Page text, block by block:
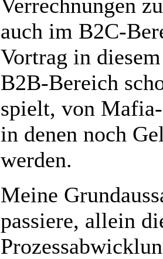
Verrechnungen
auch im B2C-
Vortrag in
B2B-Bereich
spielt, von
in denen noch
werden.
Meine
passiere, allein